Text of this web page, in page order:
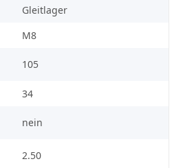
Gleitlager
M8
105
34
nein
2.50